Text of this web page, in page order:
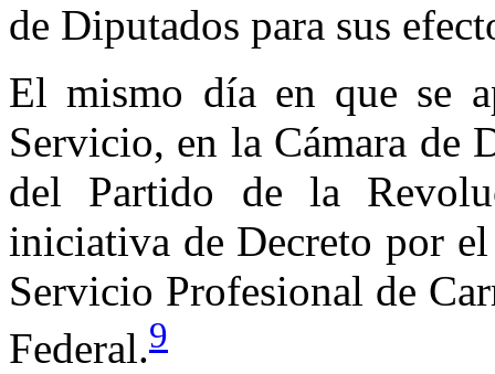
de Diputados para sus
El mismo día en que se
Servicio, en la Cámara de
del Partido de la
iniciativa de Decreto por
Servicio Profesional de
Federal.9